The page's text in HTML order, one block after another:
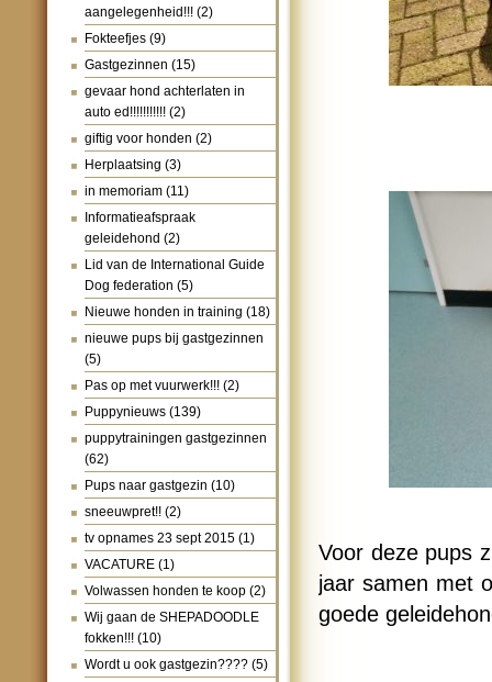
aangelegenheid!!! (2)
Fokteefjes (9)
Gastgezinnen (15)
gevaar hond achterlaten in
auto ed!!!!!!!!!!! (2)
giftig voor honden (2)
Herplaatsing (3)
in memoriam (11)
Informatieafspraak
geleidehond (2)
Lid van de International Guide
Dog federation (5)
Nieuwe honden in training (18)
nieuwe pups bij gastgezinnen
(5)
Pas op met vuurwerk!!! (2)
Puppynieuws (139)
puppytrainingen gastgezinnen
(62)
Pups naar gastgezin (10)
sneeuwpret!! (2)
tv opnames 23 sept 2015 (1)
VACATURE (1)
Volwassen honden te koop (2)
Wij gaan de SHEPADOODLE
fokken!!! (10)
Wordt u ook gastgezin???? (5)
Voor deze pups
jaar samen met
goede